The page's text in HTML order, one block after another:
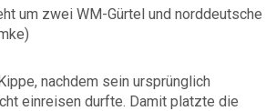
um zwei WM-Gürtel und norddeutsche
nachdem sein ursprünglich
einreisen durfte. Damit platzte die